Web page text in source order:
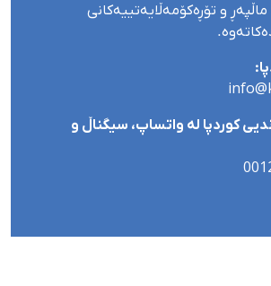
و تۆڕەکۆمەڵایەتییەکانی
کوردپا لە واتساپ، سیگناڵ و